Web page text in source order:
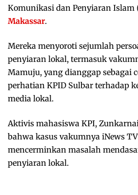
Komunikasi dan Penyiaran Islam
Makassar.
Mereka menyoroti sejumlah
penyiaran lokal, termasuk
Mamuju, yang dianggap sebagai
perhatian KPID Sulbar terhadap
media lokal.
Aktivis mahasiswa KPI,
bahwa kasus vakumnya iNews
mencerminkan masalah
penyiaran lokal.